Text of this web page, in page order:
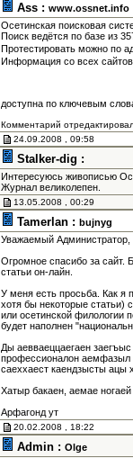
Ass : www.ossnet.info
Осетинская поисковая
Поиск ведётся по базе из
Протестировать можно по
Информация со всех
доступна по ключевым
Комментарий
24.09.2008 , 09:58
Stalker-dig :
Интересуюсь живописью
Журнал великолепен.
13.05.2008 , 00:29
Tamerlan : bujnyg
Уважаемый Администратор,
Огромное спасибо за сайт.
статьи он-лайн.
У меня есть просьба. Как я
хотя бы некоторые статьи)
или осетинской филологии
будет наполнен
Ды аевваеццаегаен
профессионалон аемфазыл
саеххаест каендзысты ацы
Хатыр бакаен, аемае
Арфагонд ут
20.02.2008 , 18:22
Admin : Olge